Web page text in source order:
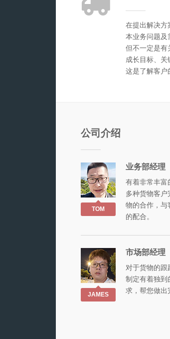
在提出解决方
本业务问题及
但不一定是有
成长目标、关
这是了解客户
公司介绍
TOM
业务部经理
有着非常丰富
多种货物客户
物的合作，与
的配合。
JAMES
市场部经理
对于货物的跟
制定有着独到
求，帮您做出